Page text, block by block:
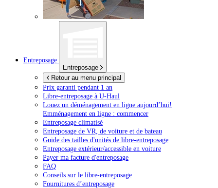
Entreposage
Entreposage
Retour au menu principal
Prix garanti pendant 1 an
Libre-entreposage à U-Haul
Louez un déménagement en ligne aujourd’hui!
Emménagement en ligne : commencer
Entreposage climatisé
Entreposage de VR, de voiture et de bateau
Guide des tailles d'unités de libre-entreposage
Entreposage extérieur/accessible en voiture
Payer ma facture d'entreposage
FAQ
Conseils sur le libre-entreposage
Fournitures d’entreposage